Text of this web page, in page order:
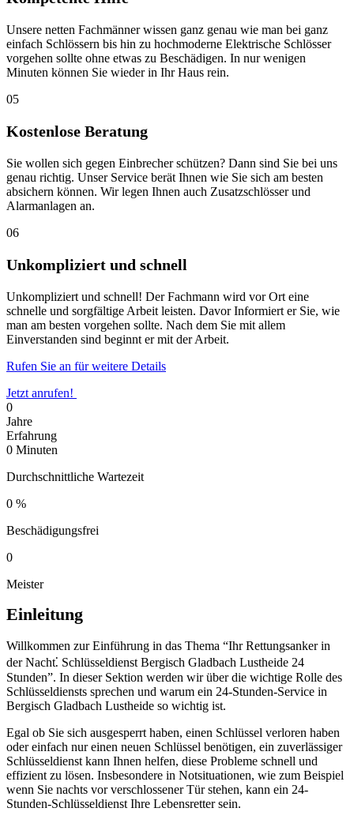
Unsere netten Fachmänner wissen ganz genau wie man bei ganz
einfach Schlössern bis hin zu hochmoderne Elektrische Schlösser
vorgehen sollte ohne etwas zu Beschädigen. In nur wenigen
Minuten können Sie wieder in Ihr Haus rein.
05
Kostenlose Beratung
Sie wollen sich gegen Einbrecher schützen? Dann sind Sie bei uns
genau richtig. Unser Service berät Ihnen wie Sie sich am besten
absichern können. Wir legen Ihnen auch Zusatzschlösser und
Alarmanlagen an.
06
Unkompliziert und schnell
Unkompliziert und schnell! Der Fachmann wird vor Ort eine
schnelle und sorgfältige Arbeit leisten. Davor Informiert er Sie, wie
man am besten vorgehen sollte. Nach dem Sie mit allem
Einverstanden sind beginnt er mit der Arbeit.
Rufen Sie an für weitere Details
Jetzt anrufen!
0
Jahre
Erfahrung
0 Minuten
Durchschnittliche Wartezeit
0 %
Beschädigungsfrei
0
Meister
Einleitung
Willkommen zur Einführung in das Thema “Ihr Rettungsanker in
der Nacht⁚ Schlüsseldienst Bergisch Gladbach Lustheide 24
Stunden”.​ In dieser Sektion werden wir über die wichtige Rolle des
Schlüsseldiensts sprechen und warum ein 24-Stunden-Service in
Bergisch Gladbach Lustheide so wichtig ist.
Egal ob Sie sich ausgesperrt haben, einen Schlüssel verloren haben
oder einfach nur einen neuen Schlüssel benötigen, ein zuverlässiger
Schlüsseldienst kann Ihnen helfen, diese Probleme schnell und
effizient zu lösen.​ Insbesondere in Notsituationen, wie zum Beispiel
wenn Sie nachts vor verschlossener Tür stehen, kann ein 24-
Stunden-Schlüsseldienst Ihre Lebensretter sein.